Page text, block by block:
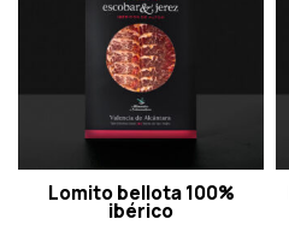
Lomito bellota 100%
ibérico